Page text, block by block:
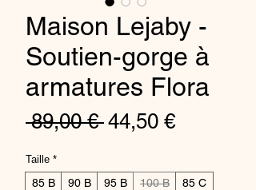
Maison Lejaby -
Soutien-gorge à
armatures Flora
89,00 € Standardpreis
44,50 €Sale-
Taille *
85 B 90 B 95 B 100 B
85 C